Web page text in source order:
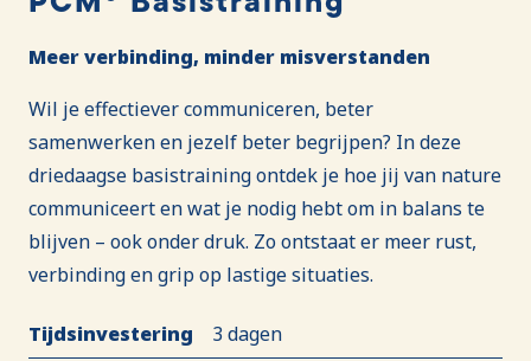
Meer verbinding, minder misverstanden
Wil je effectiever communiceren, beter
samenwerken en jezelf beter begrijpen? In deze
driedaagse basistraining ontdek je hoe jij van nature
communiceert en wat je nodig hebt om in balans te
blijven – ook onder druk. Zo ontstaat er meer rust,
verbinding en grip op lastige situaties.
Tijdsinvestering 3 dagen